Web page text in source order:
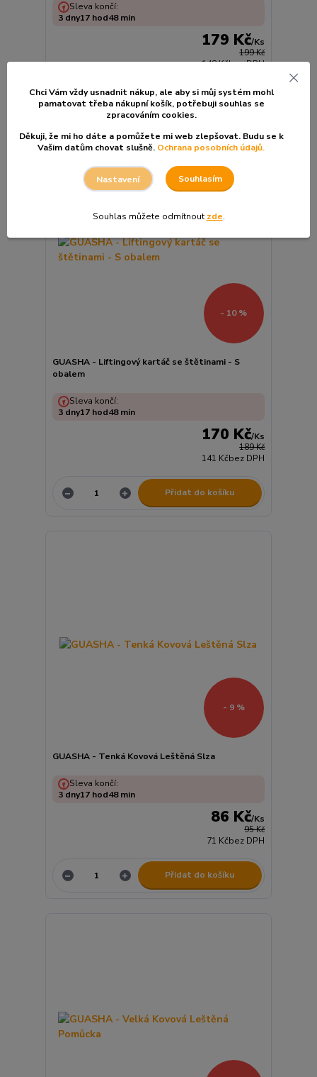
199 Kč
179 Kč/Ks
148 Kčbez DPH
Sleva končí:
3 dny17 hod48min
Přidat do košíku
- 10 %
GUASHA - Liftingový kartáč se štětinami - S
obalem
189 Kč
170 Kč/Ks
141 Kčbez DPH
Sleva končí:
3 dny17 hod48min
Přidat do košíku
- 9 %
GUASHA - Tenká Kovová Leštěná Slza
95 Kč
86 Kč/Ks
71 Kčbez DPH
Sleva končí:
3 dny17 hod48min
Přidat do košíku
Chci Vám vždy usnadnit nákup, ale aby si můj systém mohl
pamatovat třeba nákupní košík, potřebuji souhlas se
zpracováním cookies.
Děkuji, že mi ho dáte a pomůžete mi web zlepšovat. Budu se k
Vašim datům chovat slušně. Ochrana posobních údajů.
Nastavení Souhlasím
Souhlas můžete odmítnout zde.